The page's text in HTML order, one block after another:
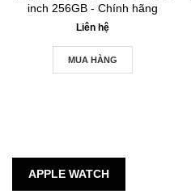
inch 256GB - Chính hãng
Liên hệ
MUA HÀNG
APPLE WATCH